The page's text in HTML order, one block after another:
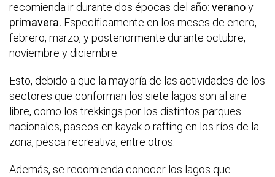
recomienda ir durante dos épocas del año: veranoy
primavera. Específicamente en los meses de enero,
febrero, marzo, y posteriormente durante octubre,
noviembre y diciembre.
Esto, debido a que la mayoría de las actividades de los
sectores que conforman los siete lagos son al aire
libre, como los trekkings por los distintos parques
nacionales, paseos en kayak o rafting en los ríos de la
zona, pesca recreativa, entre otros.
Además, se recomienda conocer los lagos que